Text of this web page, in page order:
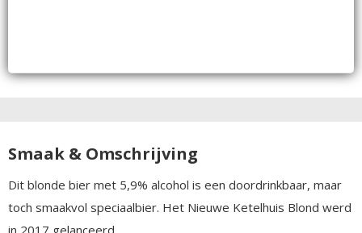
Smaak & Omschrijving
Dit blonde bier met 5,9% alcohol is een doordrinkbaar, maar
toch smaakvol speciaalbier. Het Nieuwe Ketelhuis Blond werd
in 2017 gelanceerd.